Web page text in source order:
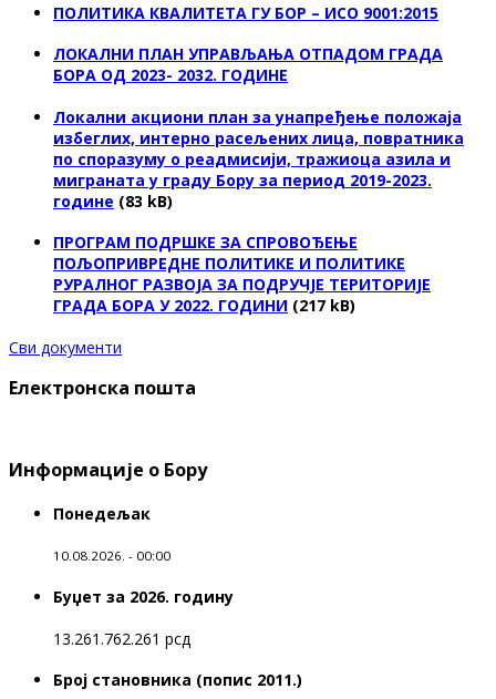
ПОЛИТИКА КВАЛИТЕТА ГУ БОР – ИСО 9001:2015
ЛОКАЛНИ ПЛАН УПРАВЉАЊА ОТПАДОМ ГРАДА
БОРА ОД 2023- 2032. ГОДИНЕ
Локални акциони план за унапређење положаја
избеглих, интерно расељених лица, повратника
по споразуму о реадмисији, тражиоца азила и
миграната у граду Бору за период 2019-2023.
године (83 kB)
ПРОГРАМ ПОДРШКЕ ЗА СПРОВОЂЕЊЕ
ПОЉОПРИВРЕДНЕ ПОЛИТИКЕ И ПОЛИТИКЕ
РУРАЛНОГ РАЗВОЈА ЗА ПОДРУЧЈЕ ТЕРИТОРИЈЕ
ГРАДА БОРА У 2022. ГОДИНИ (217 kB)
Сви документи
Електронска пошта
Информације о Бору
Понедељак
10.08.2026. - 00:00
Буџет за 2026. годину
13.261.762.261 рсд
Број становника (попис 2011.)